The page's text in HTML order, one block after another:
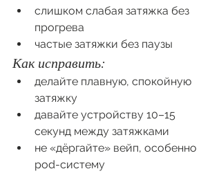
слишком слабая затяжка без
прогрева
частые затяжки без паузы
Как исправить:
делайте плавную, спокойную
затяжку
давайте устройству 10–15
секунд между затяжками
не «дёргайте» вейп, особенно
pod-систему